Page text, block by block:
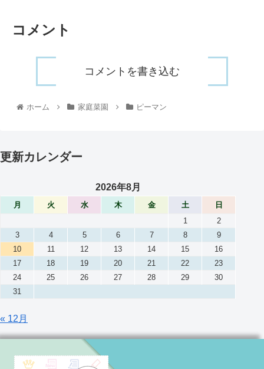
コメント
コメントを書き込む
ホーム 家庭菜園 ピーマン
更新カレンダー
2026年8月
月 火 水 木 金 土
日
1
2
3
4 5 6 7 8
9
10
11 12 13 14 15
16
17
18 19 20 21 22
23
24
25 26 27 28 29
30
31
« 12月